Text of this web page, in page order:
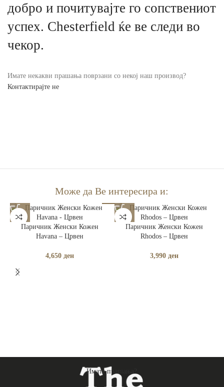
добро и почитувајте го сопствениот
успех. Chesterfield ќе ве следи во
чекор.
Имате некакви прашања поврзани со некој наш производ?
Контактирајте не
Може да Ве интересира и:
Паричник Женски Кожен
Havana – Црвен
4,650 ден
Паричник Женски Кожен
Rhodos – Црвен
3,990 ден
Имате прашања?